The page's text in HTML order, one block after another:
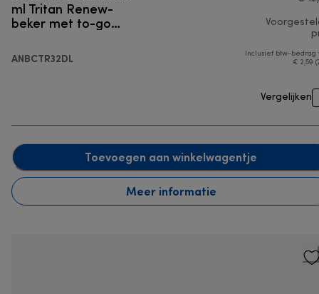
ml Tritan Renew-
beker met to-go
ANBCTR32DL
Inclusief btw-bedrag
€ 2,59
Vergelijken
Toevoegen aan winkelwagentje
Meer informatie